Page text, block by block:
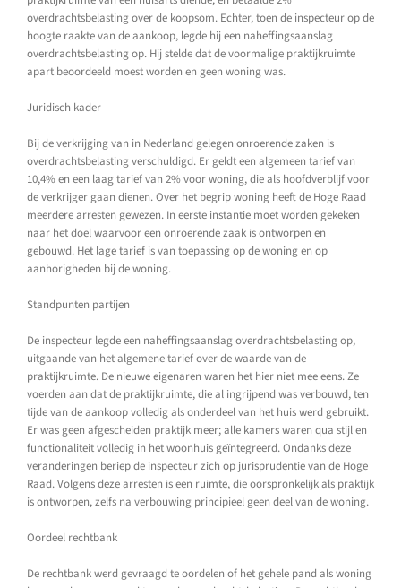
overdrachtsbelasting over de koopsom. Echter, toen de inspecteur op de
hoogte raakte van de aankoop, legde hij een naheffingsaanslag
overdrachtsbelasting op. Hij stelde dat de voormalige praktijkruimte
apart beoordeeld moest worden en geen woning was.
Juridisch kader
Bij de verkrijging van in Nederland gelegen onroerende zaken is
overdrachtsbelasting verschuldigd. Er geldt een algemeen tarief van
10,4% en een laag tarief van 2% voor woning, die als hoofdverblijf voor
de verkrijger gaan dienen. Over het begrip woning heeft de Hoge Raad
meerdere arresten gewezen. In eerste instantie moet worden gekeken
naar het doel waarvoor een onroerende zaak is ontworpen en
gebouwd. Het lage tarief is van toepassing op de woning en op
aanhorigheden bij de woning.
Standpunten partijen
De inspecteur legde een naheffingsaanslag overdrachtsbelasting op,
uitgaande van het algemene tarief over de waarde van de
praktijkruimte. De nieuwe eigenaren waren het hier niet mee eens. Ze
voerden aan dat de praktijkruimte, die al ingrijpend was verbouwd, ten
tijde van de aankoop volledig als onderdeel van het huis werd gebruikt.
Er was geen afgescheiden praktijk meer; alle kamers waren qua stijl en
functionaliteit volledig in het woonhuis geïntegreerd. Ondanks deze
veranderingen beriep de inspecteur zich op jurisprudentie van de Hoge
Raad. Volgens deze arresten is een ruimte, die oorspronkelijk als praktijk
is ontworpen, zelfs na verbouwing principieel geen deel van de woning.
Oordeel rechtbank
De rechtbank werd gevraagd te oordelen of het gehele pand als woning